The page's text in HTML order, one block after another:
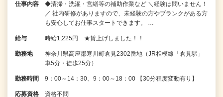
仕事内容
◆清掃・洗濯・営繕等の補助作業など ＼経験は問いません！
／ 社内研修がありますので、未経験の方やブランクがある方
も安心してお仕事スタートできます。 …
給与 時給1,225円 ★賃上げしました！！
勤務地
神奈川県高座郡寒川町倉見2302番地（JR相模線「倉見駅」
車5分・徒歩25分）
勤務時間 9：00～14：30、9：00～18：00 【30分程度変動有り】
応募資格 資格不問